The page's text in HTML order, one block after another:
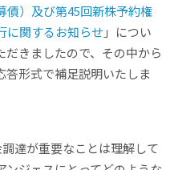
債）及び第45回新株予約権
に関するお知らせ 」につい
きましたので、その中から
答形式で補足説明いたしま
達が重要なことは理解して